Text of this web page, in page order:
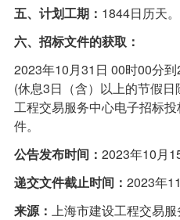
五、计划工期： 1844日
六、招标文件的获取：
2023年10月31日 00时00分
(休息3日（含）以上的节假
工程交易服务中心电子招标
件。
公告发布时间： 2023年10月
递交文件截止时间： 2023年
来源： 上海市建设工程交易